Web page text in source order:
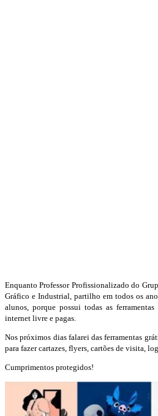
Enquanto Professor Profissionalizado do
Gráfico e Industrial, partilho em todos os
alunos, porque possui todas as
internet livre e pagas.
Nos próximos dias falarei das ferramentas
para fazer cartazes, flyers, cartões de visita,
Cumprimentos protegidos!